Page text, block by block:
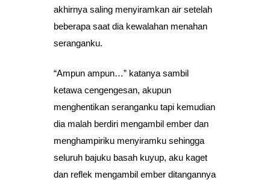
akhirnya saling menyiramkan air setelah
beberapa saat dia kewalahan menahan
seranganku.
“Ampun ampun…” katanya sambil
ketawa cengengesan, akupun
menghentikan seranganku tapi kemudian
dia malah berdiri mengambil ember dan
menghampiriku menyiramku sehingga
seluruh bajuku basah kuyup, aku kaget
dan reflek mengambil ember ditangannya